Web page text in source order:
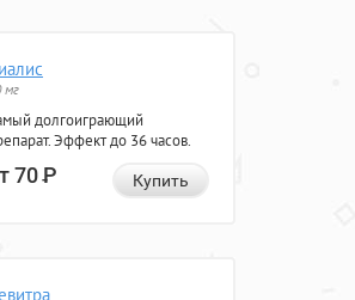
мг
долгоиграющий
Эффект до 36 часов.
70Р Купить